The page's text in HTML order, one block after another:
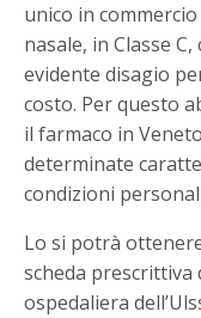
unico in
nasale, in Classe
evidente disagio
costo. Per questo
il farmaco in
determinate
condizioni
Lo si potrà
scheda prescrittiva
ospedaliera